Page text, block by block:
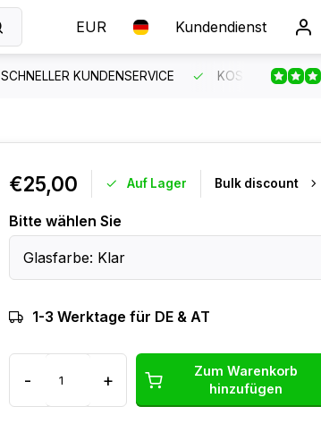
EUR Kundendienst
SCHNELLER KUNDENSERVICE KOSTENLOSER
€25,00 Auf Lager Bulk discount
Bitte wählen Sie
Glasfarbe: Klar
1-3 Werktage für DE & AT
- +
Zum Warenkorb
hinzufügen